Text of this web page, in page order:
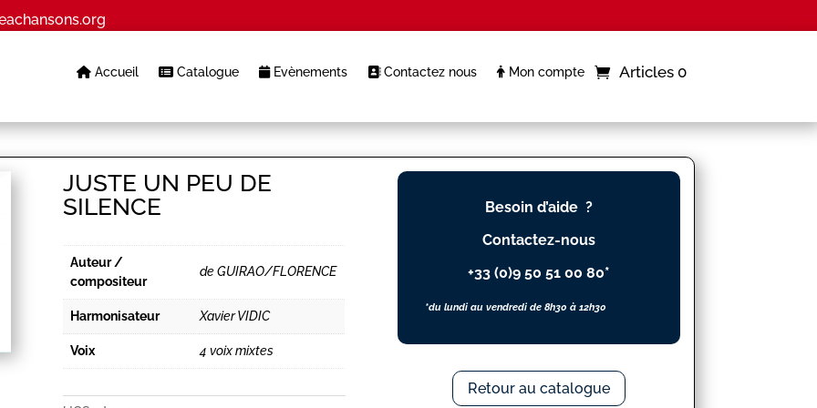
Accueil Catalogue Evènements Contactez nous Mon compte Articles 0
JUSTE UN PEU DE
SILENCE
Auteur /
compositeur
de GUIRAO/FLORENCE
Harmonisateur Xavier VIDIC
Voix 4 voix mixtes
Besoin d’aide ?
Contactez-nous
+33 (0)9 50 51 00 80*
*du lundi au vendredi de 8h30 à 12h30
Retour au catalogue